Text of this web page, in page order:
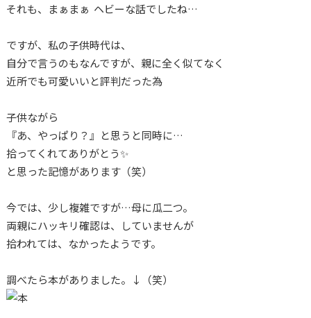
それも、まぁまぁ ヘビーな話でしたね…
ですが、私の子供時代は、
自分で言うのもなんですが、親に全く似てなく
近所でも可愛いいと評判だった為
子供ながら
『あ、やっぱり？』と思うと同時に…
拾ってくれてありがとう✨
と思った記憶があります（笑）
今では、少し複雑ですが…母に瓜二つ。
両親にハッキリ確認は、していませんが
拾われては、なかったようです。
調べたら本がありました。↓（笑）